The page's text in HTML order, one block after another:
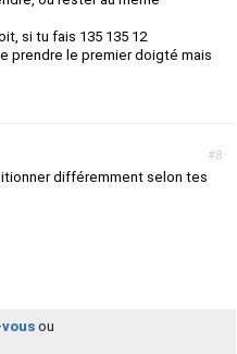
si tu fais 135 135 12
prendre le premier doigté mais
#8
différemment selon tes
ou